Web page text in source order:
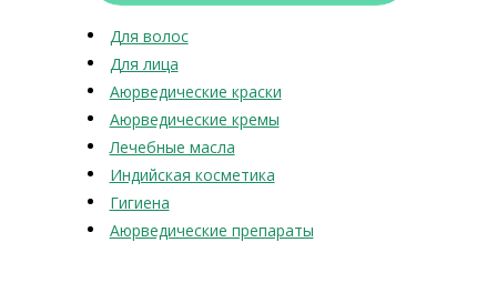
Для волос
Для лица
Аюрведические краски
Аюрведические кремы
Лечебные масла
Индийская косметика
Гигиена
Аюрведические препараты